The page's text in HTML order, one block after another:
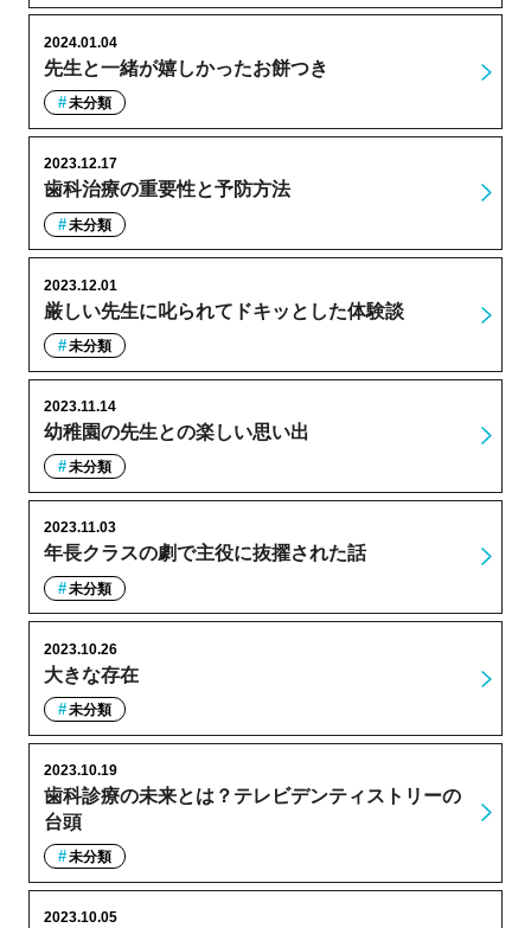
先生と一緒が嬉しかったお餅つき
2024.01.04
未分類
歯科治療の重要性と予防方法
2023.12.17
未分類
厳しい先生に叱られてドキッとした体験談
2023.12.01
未分類
幼稚園の先生との楽しい思い出
2023.11.14
未分類
年長クラスの劇で主役に抜擢された話
2023.11.03
未分類
大きな存在
2023.10.26
未分類
歯科診療の未来とは？テレビデンティストリーの
台頭
2023.10.19
未分類
2023.10.05